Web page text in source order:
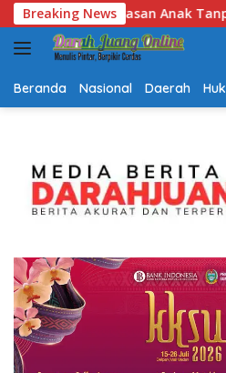
Langsung
ke
konten
Breaking News
Polsek Lubuk Baja Amankan
Beranda Nasional Daerah